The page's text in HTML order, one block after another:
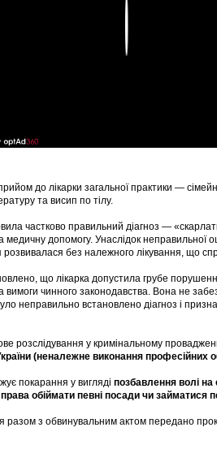
до лікарки загальної практики —
та висип по тілу.
частково правильний діагноз —
медичну допомогу. Унаслідок неправильної
розвивалася без належного лікування, що
що лікарка допустила грубе
вимоги чинного законодавства. Вона не
неправильно встановлено діагноз і
розслідування у кримінальному
(неналежне виконання професійних
покарання у вигляді позбавлення волі на
обіймати певні посади чи займатися
разом з обвинувальним актом передано